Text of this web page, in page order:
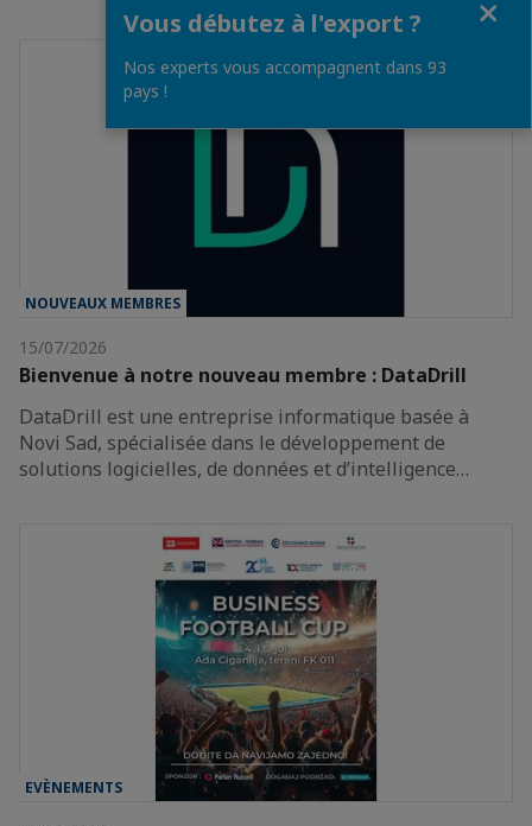
NOUVEAUX MEMBRES
15/07/2026
Bienvenue à notre nouveau membre : DataDrill
DataDrill est une entreprise informatique basée à
Novi Sad, spécialisée dans le développement de
solutions logicielles, de données et d’intelligence…
EVÈNEMENTS
Vous débutez à l'export ?
Nos experts vous accompagnent dans 93
pays !